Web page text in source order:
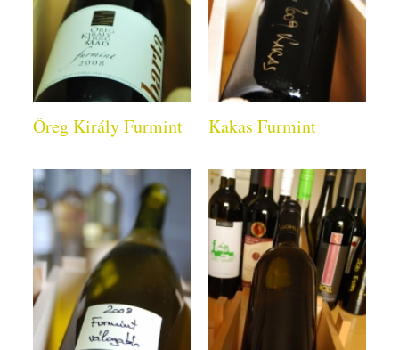
Öreg Király Furmint Kakas Furmint